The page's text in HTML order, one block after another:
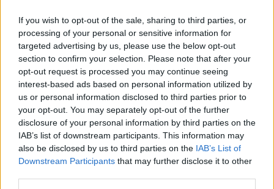
If you wish to opt-out of the sale, sharing to third parties, or
processing of your personal or sensitive information for
targeted advertising by us, please use the below opt-out
section to confirm your selection. Please note that after your
opt-out request is processed you may continue seeing
interest-based ads based on personal information utilized by
us or personal information disclosed to third parties prior to
your opt-out. You may separately opt-out of the further
disclosure of your personal information by third parties on the
IAB’s list of downstream participants. This information may
also be disclosed by us to third parties on the IAB’s List of
Downstream Participants that may further disclose it to other
Αν τα χάσατε